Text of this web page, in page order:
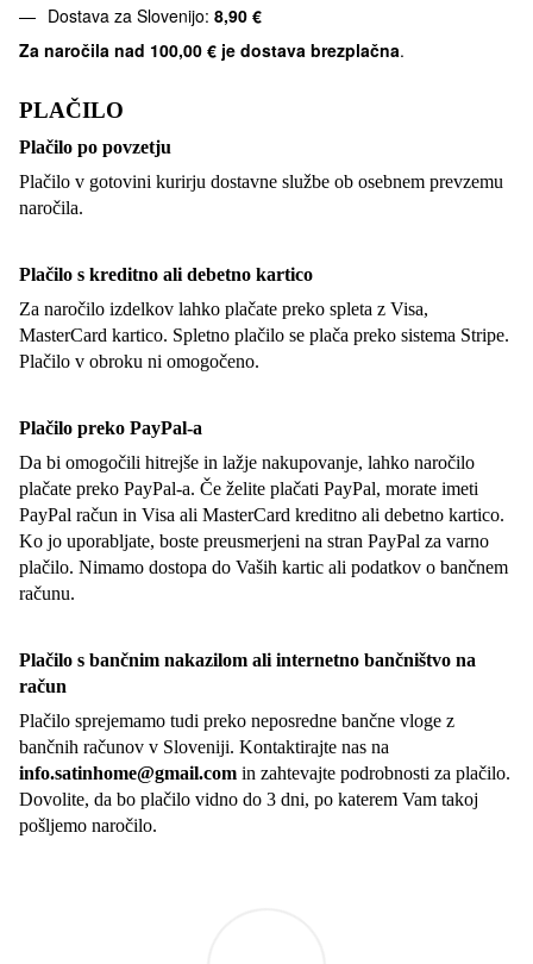
Dostava za Slovenijo: 8,90 €
Za naročila nad 100,00 € je dostava brezplačna.
PLAČILO
Plačilo po povzetju
Plačilo v gotovini kurirju dostavne službe ob osebnem prevzemu
naročila.
Plačilo s kreditno ali debetno kartico
Za naročilo izdelkov lahko plačate preko spleta z Visa,
MasterCard kartico. Spletno plačilo se plača preko sistema Stripe.
Plačilo v obroku ni omogočeno.
Plačilo preko PayPal-a
Da bi omogočili hitrejše in lažje nakupovanje, lahko naročilo
plačate preko PayPal-a. Če želite plačati PayPal, morate imeti
PayPal račun in Visa ali MasterCard kreditno ali debetno kartico.
Ko jo uporabljate, boste preusmerjeni na stran PayPal za varno
plačilo. Nimamo dostopa do Vaših kartic ali podatkov o bančnem
računu.
Plačilo s bančnim nakazilom ali internetno bančništvo na
račun
Plačilo sprejemamo tudi preko neposredne bančne vloge z
bančnih računov v Sloveniji. Kontaktirajte nas na
info.satinhome@gmail.com in zahtevajte podrobnosti za plačilo.
Dovolite, da bo plačilo vidno do 3 dni, po katerem Vam takoj
pošljemo naročilo.